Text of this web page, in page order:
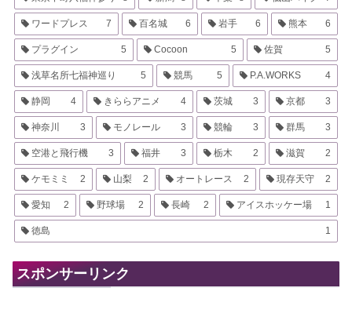
ワードプレス 7 百名城 6 岩手 6 熊本 6
プラグイン 5 Cocoon 5 佐賀 5
浅草名所七福神巡り 5 競馬 5 P.A.WORKS 4
静岡 4 きららアニメ 4 茨城 3 京都 3
神奈川 3 モノレール 3 競輪 3 群馬 3
空港と飛行機 3 福井 3 栃木 2 滋賀 2
ケモミミ 2 山梨 2 オートレース 2 現存天守 2
愛知 2 野球場 2 長崎 2 アイスホッケー場 1
徳島 1
スポンサーリンク